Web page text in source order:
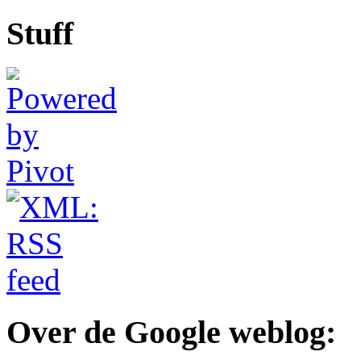
Stuff
Over de Google weblog: